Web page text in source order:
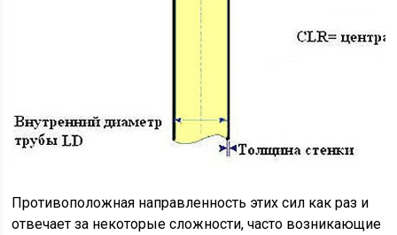
Противоположная направленность этих сил как раз и
отвечает за некоторые сложности, часто возникающие